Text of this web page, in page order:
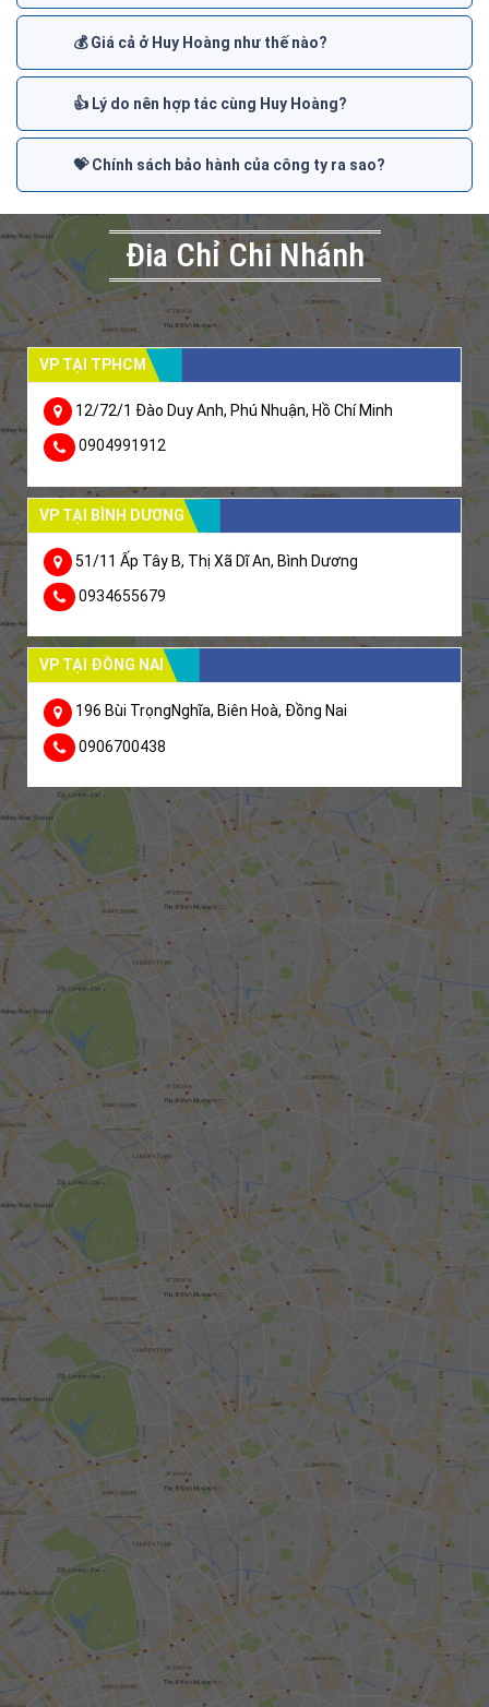
💰 Giá cả ở Huy Hoàng như thế nào?
👍 Lý do nên hợp tác cùng Huy Hoàng?
💝 Chính sách bảo hành của công ty ra sao?
Đia Chỉ Chi Nhánh
VP TẠI TPHCM
12/72/1 Đào Duy Anh, Phú Nhuận, Hồ Chí Minh
0904991912
VP TẠI BÌNH DƯƠNG
51/11 Ấp Tây B, Thị Xã Dĩ An, Bình Dương
0934655679
VP TẠI ĐỒNG NAI
196 Bùi TrọngNghĩa, Biên Hoà, Đồng Nai
0906700438